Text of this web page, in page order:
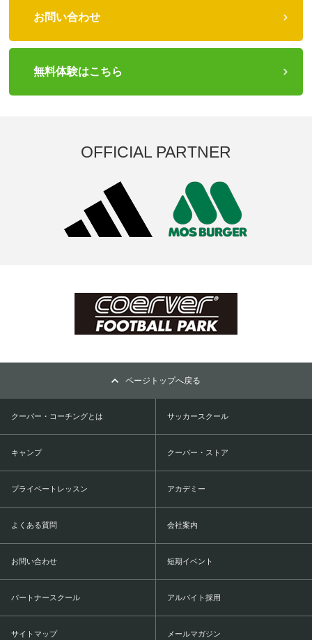
お問い合わせ
無料体験はこちら
OFFICIAL PARTNER
ページトップへ戻る
クーバー・コーチングとは サッカースクール
キャンプ クーバー・ストア
プライベートレッスン アカデミー
よくある質問 会社案内
お問い合わせ 短期イベント
パートナースクール アルバイト採用
サイトマップ メールマガジン